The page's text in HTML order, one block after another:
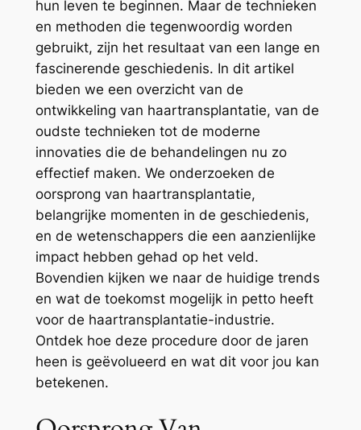
hun leven te beginnen. Maar de technieken
en methoden die tegenwoordig worden
gebruikt, zijn het resultaat van een lange en
fascinerende geschiedenis. In dit artikel
bieden we een overzicht van de
ontwikkeling van haartransplantatie, van de
oudste technieken tot de moderne
innovaties die de behandelingen nu zo
effectief maken. We onderzoeken de
oorsprong van haartransplantatie,
belangrijke momenten in de geschiedenis,
en de wetenschappers die een aanzienlijke
impact hebben gehad op het veld.
Bovendien kijken we naar de huidige trends
en wat de toekomst mogelijk in petto heeft
voor de haartransplantatie-industrie.
Ontdek hoe deze procedure door de jaren
heen is geëvolueerd en wat dit voor jou kan
betekenen.